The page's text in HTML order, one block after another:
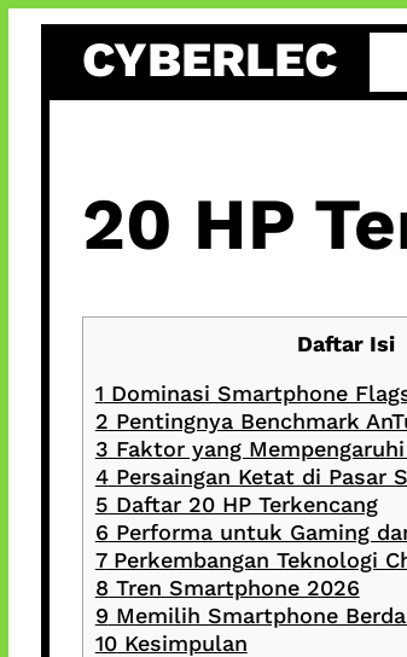
content
CYBERLEC
20 HP
Daftar Isi
1 Dominasi Smartphone
2 Pentingnya Benchmark
3 Faktor yang
4Persaingan Ketat di Pasar
5 Daftar 20 HP Terkencang
6 Performa untuk Gaming
7Perkembangan Teknologi
8 Tren Smartphone 2026
9 Memilih Smartphone
10Kesimpulan